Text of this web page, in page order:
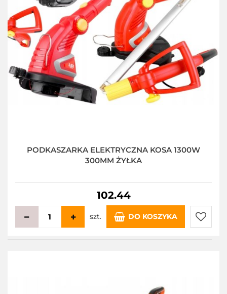
PODKASZARKA ELEKTRYCZNA KOSA 1300W
300MM ŻYŁKA
102.44
szt. DO KOSZYKA
Do